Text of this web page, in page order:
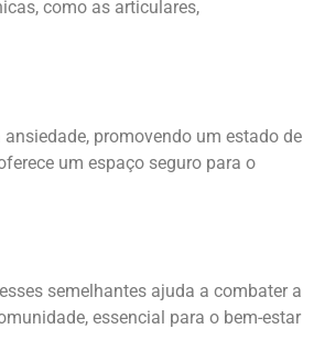
como as articulares,
promovendo um estado de
um espaço seguro para o
semelhantes ajuda a combater a
essencial para o bem-estar